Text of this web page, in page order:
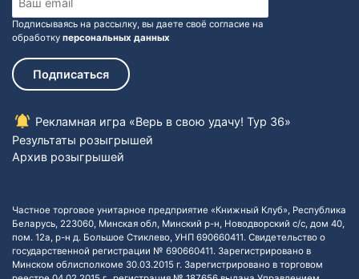
Подписываясь на рассылку, вы даете своё согласие на
обработку персональных данных
Подписаться
Рекламная игра «Верь в свою удачу! Тур 36»
Результаты розыгрышей
Архив розыгрышей
Частное торговое унитарное предприятие «Книжный Клуб», Республика
Беларусь, 223060, Минская обл, Минский р-н, Новодворский с/с, дом 40,
пом. 12а, р-н д. Большое Стиклево, УНП 690660411. Свидетельство о
государственной регистрации № 690660411. Зарегистрировано в
Минском облисполкоме 30.03.2015 г. Зарегистрировано в торговом